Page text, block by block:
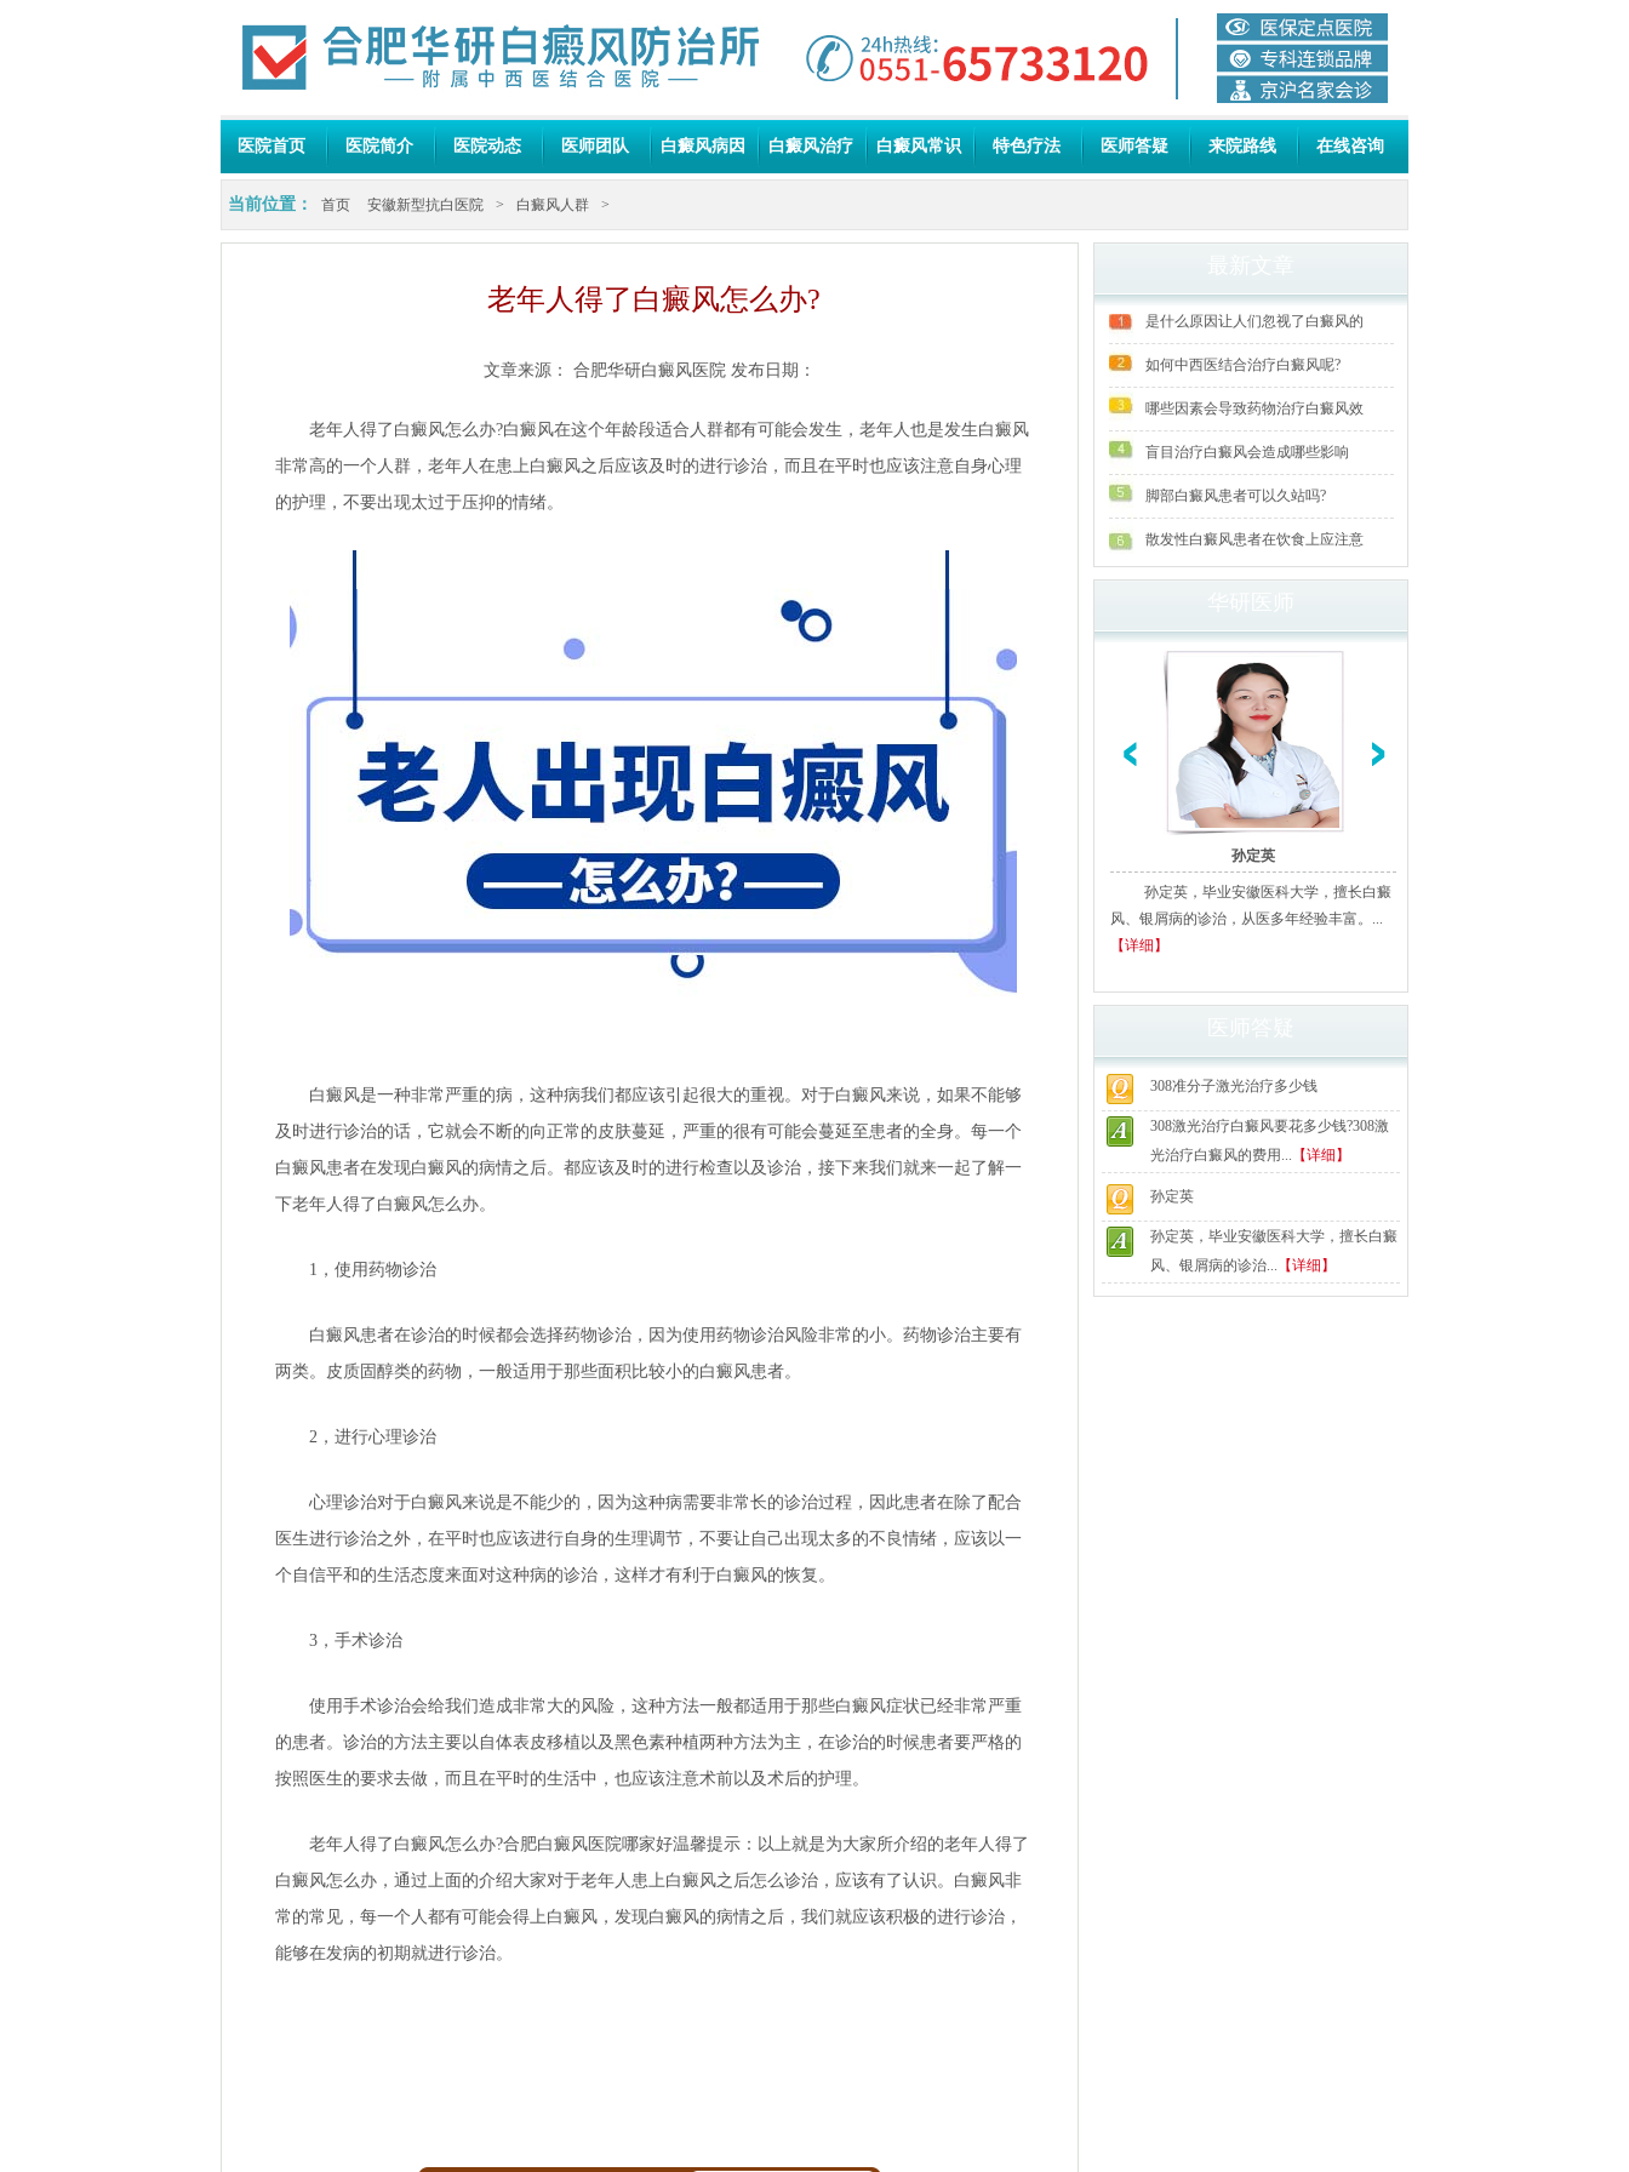
医院首页 医院简介 医院动态 医师团队 白癜风病因 白癜风治疗 白癜风常识 特色疗法 医师答疑 来院路线 在线咨询
当前位置： 首页 安徽新型抗白医院 > 白癜风人群 >
老年人得了白癜风怎么办?
文章来源： 合肥华研白癜风医院 发布日期：
老年人得了白癜风怎么办?白癜风在这个年龄段适合人群都有可能会发生，老年人也是发生白癜风
非常高的一个人群，老年人在患上白癜风之后应该及时的进行诊治，而且在平时也应该注意自身心理
的护理，不要出现太过于压抑的情绪。
白癜风是一种非常严重的病，这种病我们都应该引起很大的重视。对于白癜风来说，如果不能够
及时进行诊治的话，它就会不断的向正常的皮肤蔓延，严重的很有可能会蔓延至患者的全身。每一个
白癜风患者在发现白癜风的病情之后。都应该及时的进行检查以及诊治，接下来我们就来一起了解一
下老年人得了白癜风怎么办。
1，使用药物诊治
白癜风患者在诊治的时候都会选择药物诊治，因为使用药物诊治风险非常的小。药物诊治主要有
两类。皮质固醇类的药物，一般适用于那些面积比较小的白癜风患者。
2，进行心理诊治
心理诊治对于白癜风来说是不能少的，因为这种病需要非常长的诊治过程，因此患者在除了配合
医生进行诊治之外，在平时也应该进行自身的生理调节，不要让自己出现太多的不良情绪，应该以一
个自信平和的生活态度来面对这种病的诊治，这样才有利于白癜风的恢复。
3，手术诊治
使用手术诊治会给我们造成非常大的风险，这种方法一般都适用于那些白癜风症状已经非常严重
的患者。诊治的方法主要以自体表皮移植以及黑色素种植两种方法为主，在诊治的时候患者要严格的
按照医生的要求去做，而且在平时的生活中，也应该注意术前以及术后的护理。
老年人得了白癜风怎么办?合肥白癜风医院哪家好温馨提示：以上就是为大家所介绍的老年人得了
白癜风怎么办，通过上面的介绍大家对于老年人患上白癜风之后怎么诊治，应该有了认识。白癜风非
常的常见，每一个人都有可能会得上白癜风，发现白癜风的病情之后，我们就应该积极的进行诊治，
能够在发病的初期就进行诊治。
是什么原因让人们忽视了白癜风的
如何中西医结合治疗白癜风呢?
哪些因素会导致药物治疗白癜风效
盲目治疗白癜风会造成哪些影响
脚部白癜风患者可以久站吗?
散发性白癜风患者在饮食上应注意
孙定英
孙定英，毕业安徽医科大学，擅长白癜
风、银屑病的诊治，从医多年经验丰富。...
【详细】
308准分子激光治疗多少钱
308激光治疗白癜风要花多少钱?308激
光治疗白癜风的费用... 【详细】
孙定英
孙定英，毕业安徽医科大学，擅长白癜
风、银屑病的诊治... 【详细】